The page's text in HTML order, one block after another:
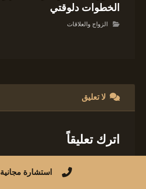
الخطوات دلوقتي
الزواج والعلاقات
لا تعليق
اترك تعليقاً
الإلزامية مشار إليها بـ*
استشارة مجانية